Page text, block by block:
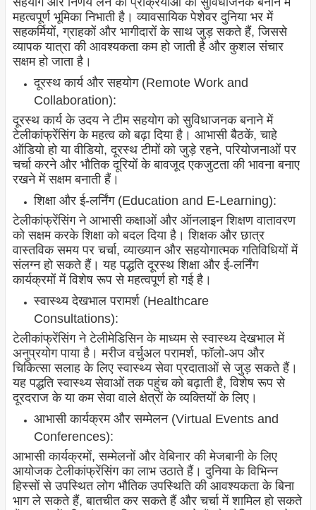
महत्वपूर्ण भूमिका निभाती है। व्यावसायिक पेशेवर दुनिया भर में
सहकर्मियों, ग्राहकों और भागीदारों के साथ जुड़ सकते हैं, जिससे
व्यापक यात्रा की आवश्यकता कम हो जाती है और कुशल संचार
सक्षम हो जाता है।
दूरस्थ कार्य और सहयोग (Remote Work and
Collaboration):
दूरस्थ कार्य के उदय ने टीम सहयोग को सुविधाजनक बनाने में
टेलीकांफ्रेंसिंग के महत्व को बढ़ा दिया है। आभासी बैठकें, चाहे
ऑडियो हो या वीडियो, दूरस्थ टीमों को जुड़े रहने, परियोजनाओं पर
चर्चा करने और भौतिक दूरियों के बावजूद एकजुटता की भावना बनाए
रखने में सक्षम बनाती हैं।
शिक्षा और ई-लर्निंग (Education and E-Learning):
टेलीकांफ्रेंसिंग ने आभासी कक्षाओं और ऑनलाइन शिक्षण वातावरण
को सक्षम करके शिक्षा को बदल दिया है। शिक्षक और छात्र
वास्तविक समय पर चर्चा, व्याख्यान और सहयोगात्मक गतिविधियों में
संलग्न हो सकते हैं। यह पद्धति दूरस्थ शिक्षा और ई-लर्निंग
कार्यक्रमों में विशेष रूप से महत्वपूर्ण हो गई है।
स्वास्थ्य देखभाल परामर्श (Healthcare
Consultations):
टेलीकांफ्रेंसिंग ने टेलीमेडिसिन के माध्यम से स्वास्थ्य देखभाल में
अनुप्रयोग पाया है। मरीज वर्चुअल परामर्श, फॉलो-अप और
चिकित्सा सलाह के लिए स्वास्थ्य सेवा प्रदाताओं से जुड़ सकते हैं।
यह पद्धति स्वास्थ्य सेवाओं तक पहुंच को बढ़ाती है, विशेष रूप से
दूरदराज के या कम सेवा वाले क्षेत्रों के व्यक्तियों के लिए।
आभासी कार्यक्रम और सम्मेलन (Virtual Events and
Conferences):
आभासी कार्यक्रमों, सम्मेलनों और वेबिनार की मेजबानी के लिए
आयोजक टेलीकांफ्रेंसिंग का लाभ उठाते हैं। दुनिया के विभिन्न
हिस्सों से उपस्थित लोग भौतिक उपस्थिति की आवश्यकता के बिना
भाग ले सकते हैं, बातचीत कर सकते हैं और चर्चा में शामिल हो सकते